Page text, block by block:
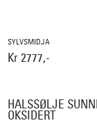
SYLVSMIDJA
Kr 2777,-
HALSSØLJE
OKSIDERT